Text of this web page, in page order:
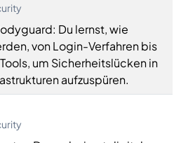
Du lernst, wie
von Login-Verfahren bis
um Sicherheitslücken in
aufzuspüren.